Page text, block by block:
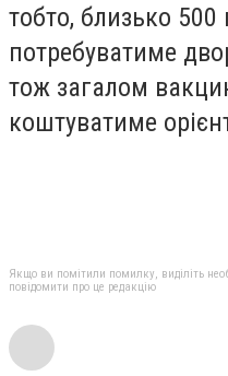
тобто, близько
потребуватиме
тож загалом
коштуватиме
Якщо ви помітили помилку, виділіть
повідомити про це редакцію